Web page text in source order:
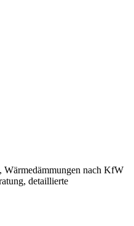
Wärmedämmungen nach KfW
detaillierte